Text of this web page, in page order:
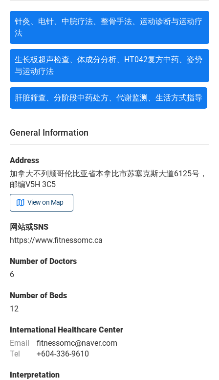
针灸、电针、中脘疗法、整骨手法、运动诊断与运动疗
法
生长板超声检查、体成分分析、HT042复方中药、姿势
与运动疗法
肝脏筛查、分阶段中药处方、代谢监测、生活方式指导
General Information
Address
加拿大不列颠哥伦比亚省本拿比市苏塞克斯大道6125号，
邮编V5H 3C5
View on Map
网站或SNS
https://www.fitnessomc.ca
Number of Doctors
6
Number of Beds
12
International Healthcare Center
Email
fitnessomc@naver.com
Tel
+604-336-9610
Interpretation